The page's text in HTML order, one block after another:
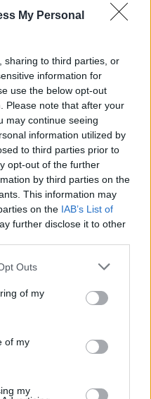
My Personal
sharing to third parties, or
information for
use the below opt-out
Please note that after your
may continue seeing
information utilized by
to third parties prior to
opt-out of the further
by third parties on the
This information may
on the IAB’s List of
further disclose it to other
Outs
of my
of my
my